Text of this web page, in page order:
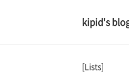
kipid's
[Lists]